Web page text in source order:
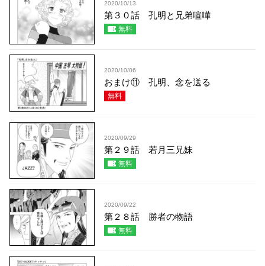
2020/10/13
第３０話 孔明と兄弟喧嘩
無料
2020/10/06
おまけ⑪ 孔明、念を送る
無料
2020/09/29
第２９話 若月三兄妹
無料
2020/09/22
第２８話 勝者の物語
無料